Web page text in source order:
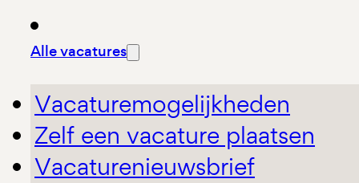
Alle vacatures
Vacaturemogelijkheden
Zelf een vacature plaatsen
Vacaturenieuwsbrief